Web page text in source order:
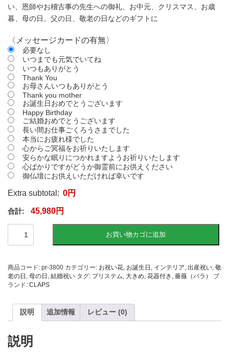
い、恩師やお稽古事の先生への御礼、お中元、クリスマス、お歳
暮、母の日、父の日、敬老の日などのギフトに
〈メッセージカードの有無〉
必要なし
いつまでも元気でいてね
いつもありがとう
Thank You
お母さんいつもありがとう
Thank you mother
お誕生日おめでとうございます
Happy Birthday
ご結婚おめでとうございます
長い間お仕事ごくろうさまでした
本当にお疲れ様でした
心からご冥福をお祈りいたします
安らかな眠りにつかれますようお祈りいたします
心ばかりですがどうか御霊前にお供えください
御仏壇にお供えいただければ幸いです
Extra subtotal: 0円
45,980円
【お
い
お
誕
生
テ
ア
に】
お買い物カゴに追加
商品コード: pr-3800 カテゴリー: お祝い花, お誕生日 , インテリア, 出産祝い, 敬
老の日 , 母の日 , 結婚祝い タグ: プリステム, 大きめ, 花器付き , 薔薇（バラ）
ブ
ランド: CLAPS
説明 追加情報 レビュー (0)
説明